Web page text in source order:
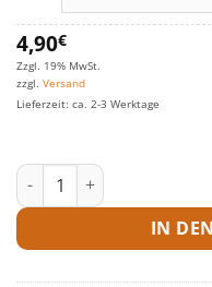
4,90€
Zzgl. 19% MwSt.
zzgl. Versand
Lieferzeit: ca. 2-3 Werktage
Hahnstück Menge
IN